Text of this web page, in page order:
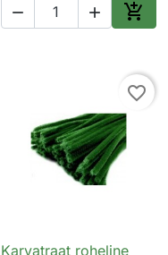
  
Lisa
favorite_border
Karvatraat roheline